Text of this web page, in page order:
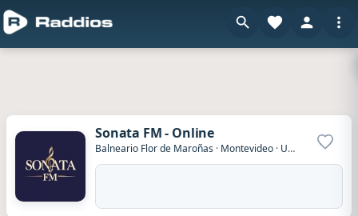
Sonata FM - Online
Balneario Flor de Maroñas · Montevideo · Uruguay